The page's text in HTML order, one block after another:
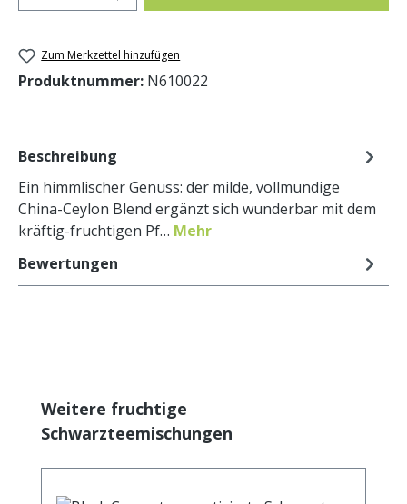
Zum Merkzettel hinzufügen
Produktnummer: N610022
Beschreibung
Ein himmlischer Genuss: der milde, vollmundige
China-Ceylon Blend ergänzt sich wunderbar mit dem
kräftig-fruchtigen Pf… Mehr
Bewertungen
Produktgalerie überspringen
Weitere fruchtige
Schwarzteemischungen